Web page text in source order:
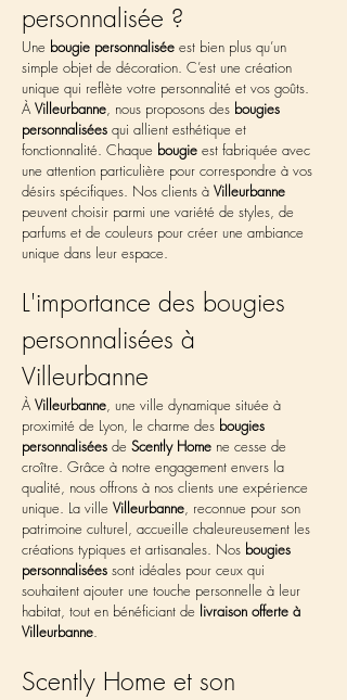
personnalisée ?
Une bougie personnalisée est bien plus qu’un
simple objet de décoration. C’est une création
unique qui reflète votre personnalité et vos goûts.
À Villeurbanne, nous proposons des bougies
personnalisées qui allient esthétique et
fonctionnalité. Chaque bougie est fabriquée avec
une attention particulière pour correspondre à vos
désirs spécifiques. Nos clients à Villeurbanne
peuvent choisir parmi une variété de styles, de
parfums et de couleurs pour créer une ambiance
unique dans leur espace.
L'importance des bougies
personnalisées à
Villeurbanne
À Villeurbanne, une ville dynamique située à
proximité de Lyon, le charme des bougies
personnalisées de Scently Home ne cesse de
croître. Grâce à notre engagement envers la
qualité, nous offrons à nos clients une expérience
unique. La ville Villeurbanne, reconnue pour son
patrimoine culturel, accueille chaleureusement les
créations typiques et artisanales. Nos bougies
personnalisées sont idéales pour ceux qui
souhaitent ajouter une touche personnelle à leur
habitat, tout en bénéficiant de livraison offerte à
Villeurbanne.
Scently Home et son